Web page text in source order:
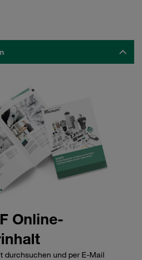
Online-
durchsuchen und per E-Mail